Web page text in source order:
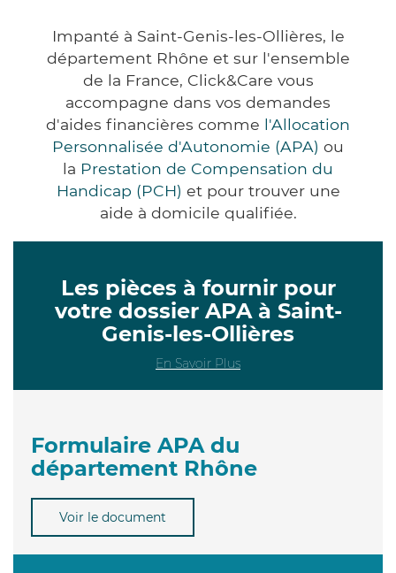
Impanté à Saint-Genis-les-Ollières, le
département Rhône et sur l'ensemble
de la France, Click&Care vous
accompagne dans vos demandes
d'aides financières comme l'Allocation
Personnalisée d'Autonomie (APA) ou
la Prestation de Compensation du
Handicap (PCH) et pour trouver une
aide à domicile qualifiée.
Les pièces à fournir pour
votre dossier APA à Saint-
Genis-les-Ollières
En Savoir Plus
Formulaire APA du
département Rhône
Voir le document